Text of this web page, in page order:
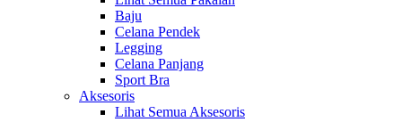
Baju
Celana Pendek
Legging
Celana Panjang
Sport Bra
Aksesoris
Lihat Semua Aksesoris